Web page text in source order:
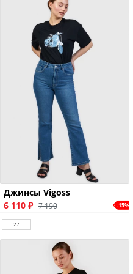
Джинсы Vigoss
6 110 ₽ 7 190 -15%
27